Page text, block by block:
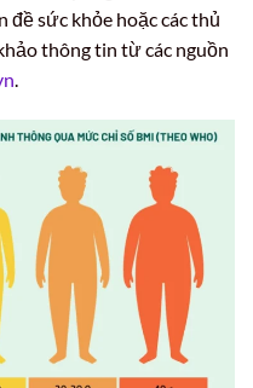
đề sức khỏe hoặc các thủ
thông tin từ các nguồn